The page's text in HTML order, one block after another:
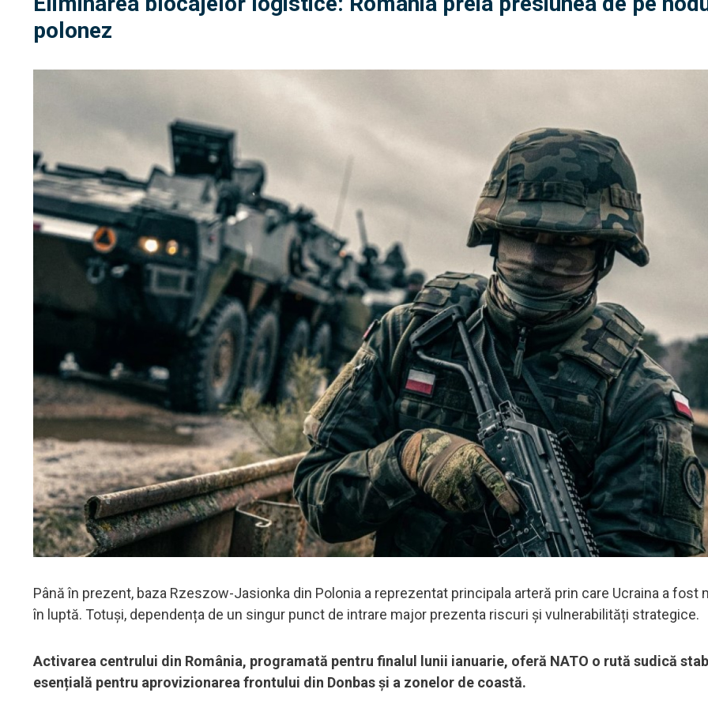
polonez
Până în prezent, baza Rzeszow-Jasionka din Polonia a reprezentat principala arteră prin care Ucraina a fost
în luptă. Totuși, dependența de un singur punct de intrare major prezenta riscuri și vulnerabilități strategice.
Activarea centrului din România, programată pentru finalul lunii ianuarie, oferă NATO o rută sudică
esențială pentru aprovizionarea frontului din Donbas și a zonelor de coastă.